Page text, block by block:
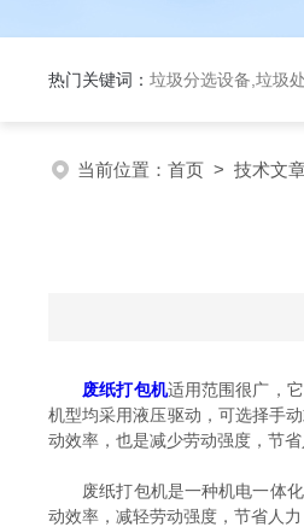
热门关键词： 垃圾分选设备,垃圾
当前位置： 首页 > 技术文
废纸打包机适用范围很广，
机型均采用液压驱动，可选择手
动效率，也是减少劳动强度，节
废纸打包机是一种机电一体化
动效率，减轻劳动强度，节省人